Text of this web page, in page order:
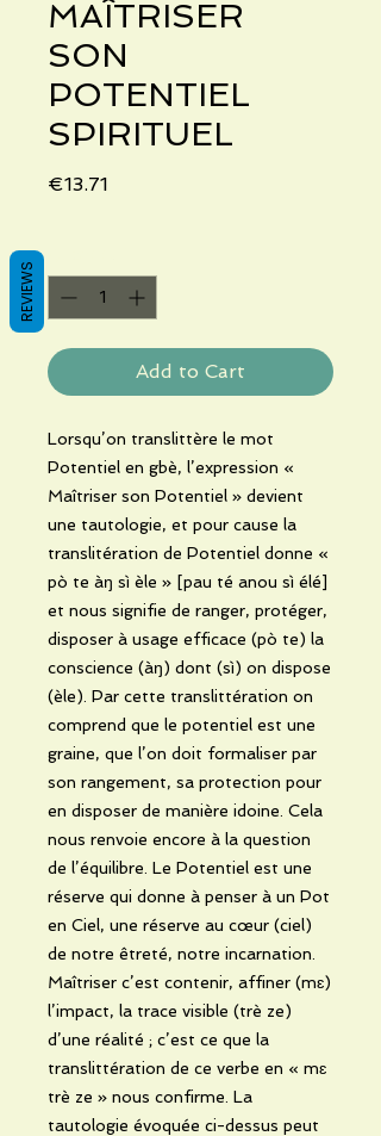
MAÎTRISER
SON
POTENTIEL
SPIRITUEL
€13.71
Add to Cart
Lorsqu’on translittère le mot
Potentiel en gbè, l’expression «
Maîtriser son Potentiel » devient
une tautologie, et pour cause la
translitération de Potentiel donne «
pò te àŋ sì èle » [pau té anou sì élé]
et nous signifie de ranger, protéger,
disposer à usage efficace (pò te) la
conscience (àŋ) dont (sì) on dispose
(èle). Par cette translittération on
comprend que le potentiel est une
graine, que l’on doit formaliser par
son rangement, sa protection pour
en disposer de manière idoine. Cela
nous renvoie encore à la question
de l’équilibre. Le Potentiel est une
réserve qui donne à penser à un Pot
en Ciel, une réserve au cœur (ciel)
de notre êtreté, notre incarnation.
Maîtriser c’est contenir, affiner (mɛ)
l’impact, la trace visible (trè ze)
d’une réalité ; c’est ce que la
translittération de ce verbe en « mɛ
trè ze » nous confirme. La
tautologie évoquée ci-dessus peut
REVIEWS